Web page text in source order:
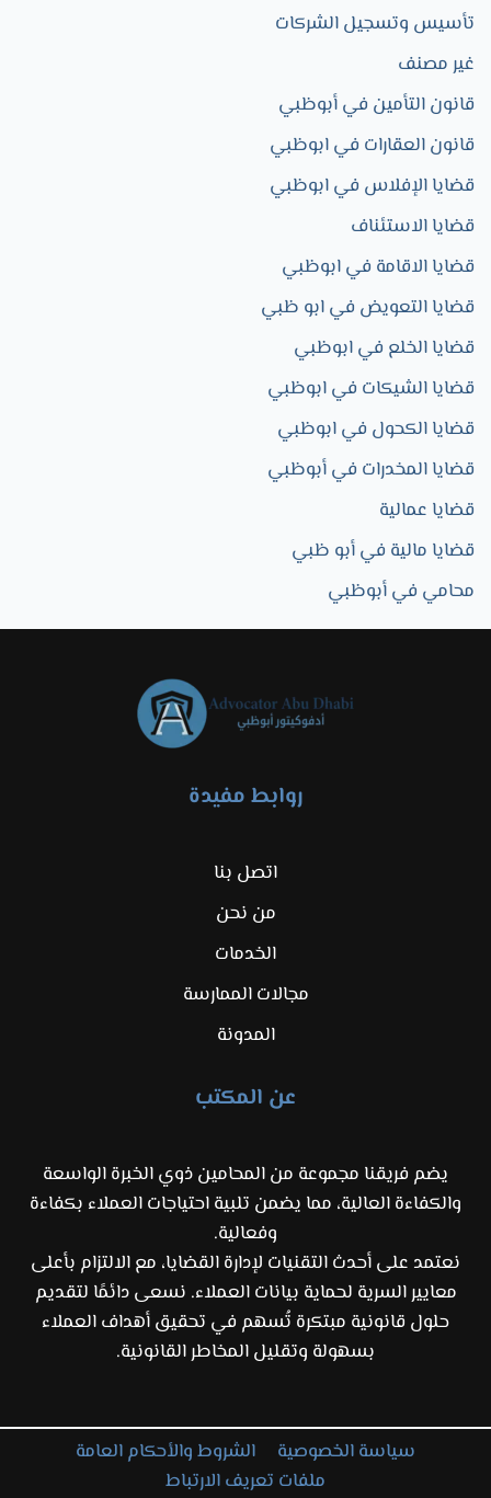
تأسيس وتسجيل الشركات
غير مصنف
قانون التأمين في أبوظبي
قانون العقارات في ابوظبي
قضايا الإفلاس في ابوظبي
قضايا الاستئناف
قضايا الاقامة في ابوظبي
قضايا التعويض في ابو ظبي
قضايا الخلع في ابوظبي
قضايا الشيكات في ابوظبي
قضايا الكحول في ابوظبي
قضايا المخدرات في أبوظبي
قضايا عمالية
قضايا مالية في أبو ظبي
محامي في أبوظبي
روابط مفيدة
اتصل بنا
من نحن
الخدمات
مجالات الممارسة
المدونة
عن المكتب
يضم فريقنا مجموعة من المحامين ذوي الخبرة الواسعة
والكفاءة العالية، مما يضمن تلبية احتياجات العملاء بكفاءة
وفعالية.
نعتمد على أحدث التقنيات لإدارة القضايا، مع الالتزام بأعلى
معايير السرية لحماية بيانات العملاء. نسعى دائمًا لتقديم
حلول قانونية مبتكرة تُسهم في تحقيق أهداف العملاء
بسهولة وتقليل المخاطر القانونية.
سياسة الخصوصية
الشروط والأحكام العامة
ملفات تعريف الارتباط